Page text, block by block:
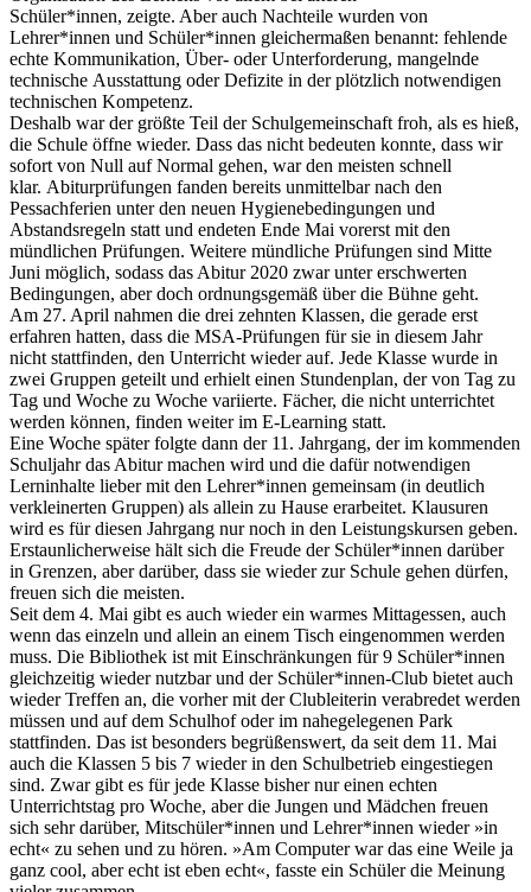
Schüler*innen, zeigte. Aber auch Nachteile wurden von
Lehrer*innen und Schüler*innen gleichermaßen benannt: fehlende
echte Kommunikation, Über- oder Unterforderung, mangelnde
technische Ausstattung oder Defizite in der plötzlich notwendigen
technischen Kompetenz.
Deshalb war der größte Teil der Schulgemeinschaft froh, als es hieß,
die Schule öffne wieder. Dass das nicht bedeuten konnte, dass wir
sofort von Null auf Normal gehen, war den meisten schnell
klar. Abiturprüfungen fanden bereits unmittelbar nach den
Pessachferien unter den neuen Hygienebedingungen und
Abstandsregeln statt und endeten Ende Mai vorerst mit den
mündlichen Prüfungen. Weitere mündliche Prüfungen sind Mitte
Juni möglich, sodass das Abitur 2020 zwar unter erschwerten
Bedingungen, aber doch ordnungsgemäß über die Bühne geht.
Am 27. April nahmen die drei zehnten Klassen, die gerade erst
erfahren hatten, dass die MSA-Prüfungen für sie in diesem Jahr
nicht stattfinden, den Unterricht wieder auf. Jede Klasse wurde in
zwei Gruppen geteilt und erhielt einen Stundenplan, der von Tag zu
Tag und Woche zu Woche variierte. Fächer, die nicht unterrichtet
werden können, finden weiter im E-Learning statt.
Eine Woche später folgte dann der 11. Jahrgang, der im kommenden
Schuljahr das Abitur machen wird und die dafür notwendigen
Lerninhalte lieber mit den Lehrer*innen gemeinsam (in deutlich
verkleinerten Gruppen) als allein zu Hause erarbeitet. Klausuren
wird es für diesen Jahrgang nur noch in den Leistungskursen geben.
Erstaunlicherweise hält sich die Freude der Schüler*innen darüber
in Grenzen, aber darüber, dass sie wieder zur Schule gehen dürfen,
freuen sich die meisten.
Seit dem 4. Mai gibt es auch wieder ein warmes Mittagessen, auch
wenn das einzeln und allein an einem Tisch eingenommen werden
muss. Die Bibliothek ist mit Einschränkungen für 9 Schüler*innen
gleichzeitig wieder nutzbar und der Schüler*innen-Club bietet auch
wieder Treffen an, die vorher mit der Clubleiterin verabredet werden
müssen und auf dem Schulhof oder im nahegelegenen Park
stattfinden. Das ist besonders begrüßenswert, da seit dem 11. Mai
auch die Klassen 5 bis 7 wieder in den Schulbetrieb eingestiegen
sind. Zwar gibt es für jede Klasse bisher nur einen echten
Unterrichtstag pro Woche, aber die Jungen und Mädchen freuen
sich sehr darüber, Mitschüler*innen und Lehrer*innen wieder »in
echt« zu sehen und zu hören. »Am Computer war das eine Weile ja
ganz cool, aber echt ist eben echt«, fasste ein Schüler die Meinung